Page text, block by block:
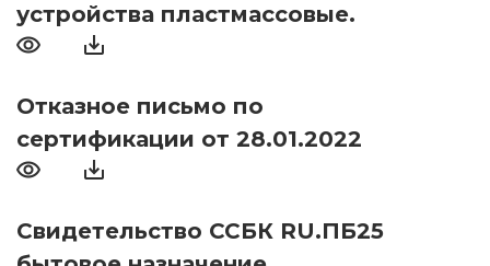
устройства пластмассовые.
Отказное письмо по
сертификации от 28.01.2022
Свидетельство ССБК RU.ПБ25